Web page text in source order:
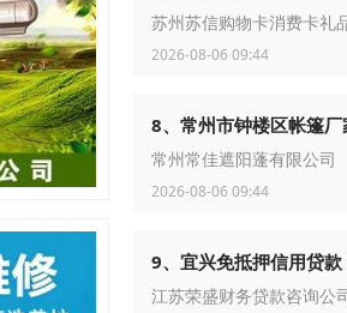
苏州苏信购物卡消费卡礼
2026-08-06 09:44
8、常州市钟楼区帐篷
常州常佳遮阳蓬有限公司
2026-08-06 09:44
9、宜兴免抵押信用贷
江苏荣盛财务贷款咨询公司